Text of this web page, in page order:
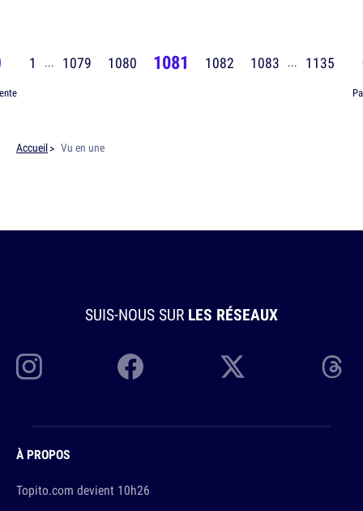
1 ... 1079 1080 1081 1082 1083 ... 1135
Accueil Vu en une
SUIS-NOUS SUR LES RÉSEAUX
À PROPOS
Topito.com devient 10h26